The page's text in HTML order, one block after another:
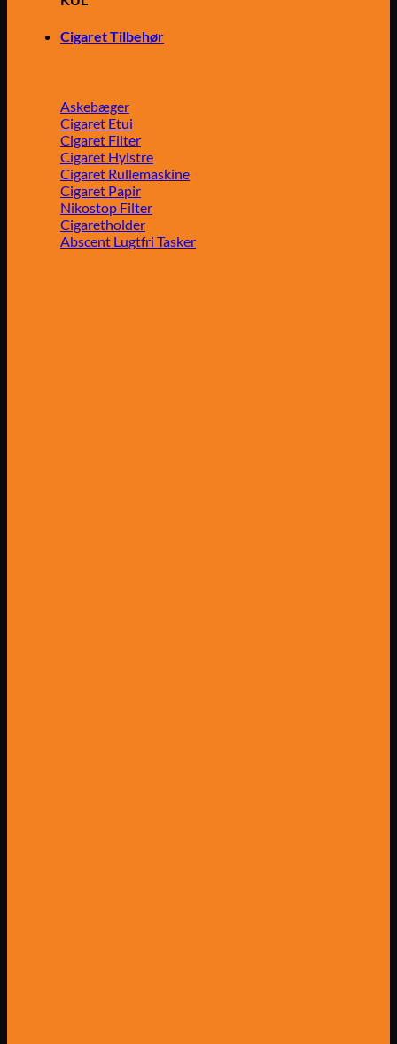
Cigaret Tilbehør
Askebæger
Cigaret Etui
Cigaret Filter
Cigaret Hylstre
Cigaret Rullemaskine
Cigaret Papir
Nikostop Filter
Cigaretholder
Abscent Lugtfri Tasker